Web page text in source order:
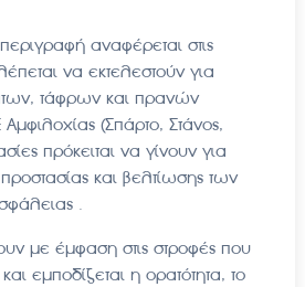
αναφέρεται στις
να εκτελεστούν για
τάφρων και πρανών
(Σπάρτο, Στάνος,
πρόκειται να γίνουν για
και βελτίωσης των
.
με έμφαση στις στροφές που
εμποδίζεται η ορατότητα, το